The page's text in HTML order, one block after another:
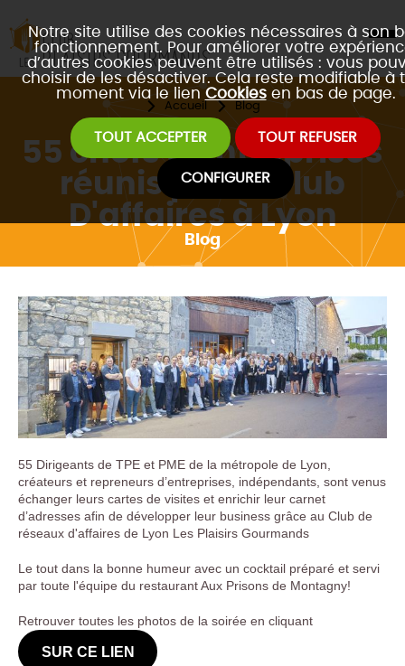
Notre site utilise des cookies nécessaires à son
fonctionnement. Pour améliorer votre
d’autres cookies peuvent être utilisés : vous
choisir de les désactiver. Cela reste modifiable à
moment via le lien Cookiesen bas de page.
TOUT ACCEPTER TOUT REFUSER
CONFIGURER
Accueil Blog
55 chefs d'entreprises
réunis par le Club
D'affaires à Lyon
Blog
55 Dirigeants de TPE et PME de la métropole de Lyon,
créateurs et repreneurs d’entreprises, indépendants, sont venus
échanger leurs cartes de visites et enrichir leur carnet
d’adresses afin de développer leur business grâce au Club de
réseaux d'affaires de Lyon Les Plaisirs Gourmands
Le tout dans la bonne humeur avec un cocktail préparé et servi
par toute l'équipe du restaurant Aux Prisons de Montagny!
Retrouver toutes les photos de la soirée en cliquant
SUR CE LIEN